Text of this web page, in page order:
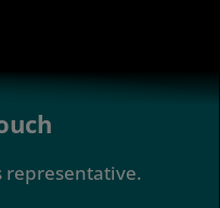
representative.